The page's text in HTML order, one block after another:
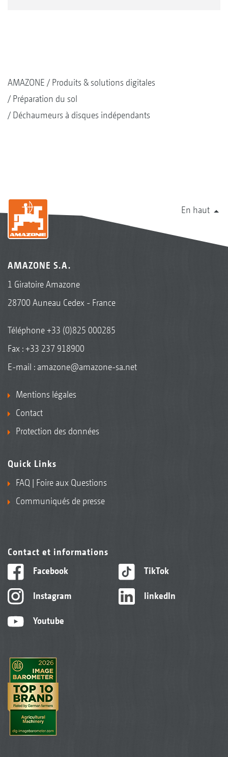
AMAZONE
Produits & solutions digitales
Préparation du sol
Déchaumeurs à disques indépendants
En haut
AMAZONE S.A.
1 Giratoire Amazone
28700 Auneau Cedex - France
Téléphone+33 (0)825 000285
Fax : +33 237 918900
E-mail : amazone@amazone-sa.net
Mentions légales
Contact
Protection des données
Quick Links
FAQ | Foire aux Questions
Communiqués de presse
Contact et informations
Facebook
Instagram
Youtube
TikTok
linkedIn